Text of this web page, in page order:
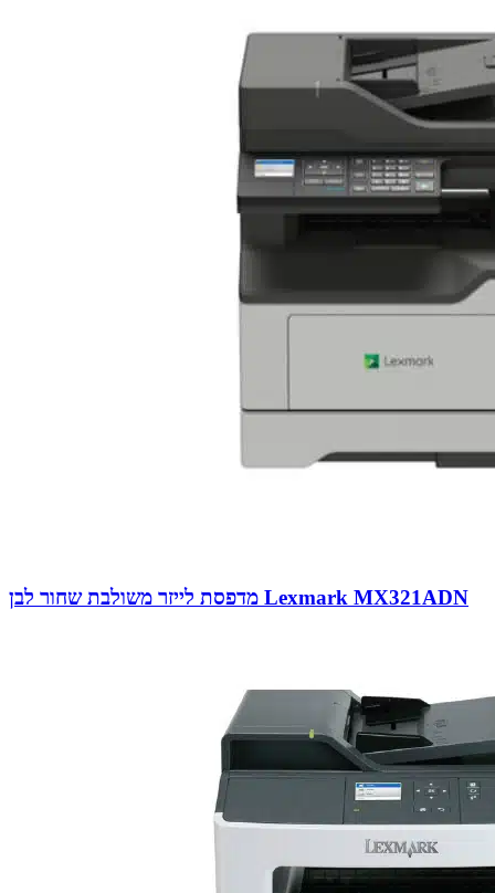
מדפסת לייזר משולבת שחור לבן Lexmark MX321ADN